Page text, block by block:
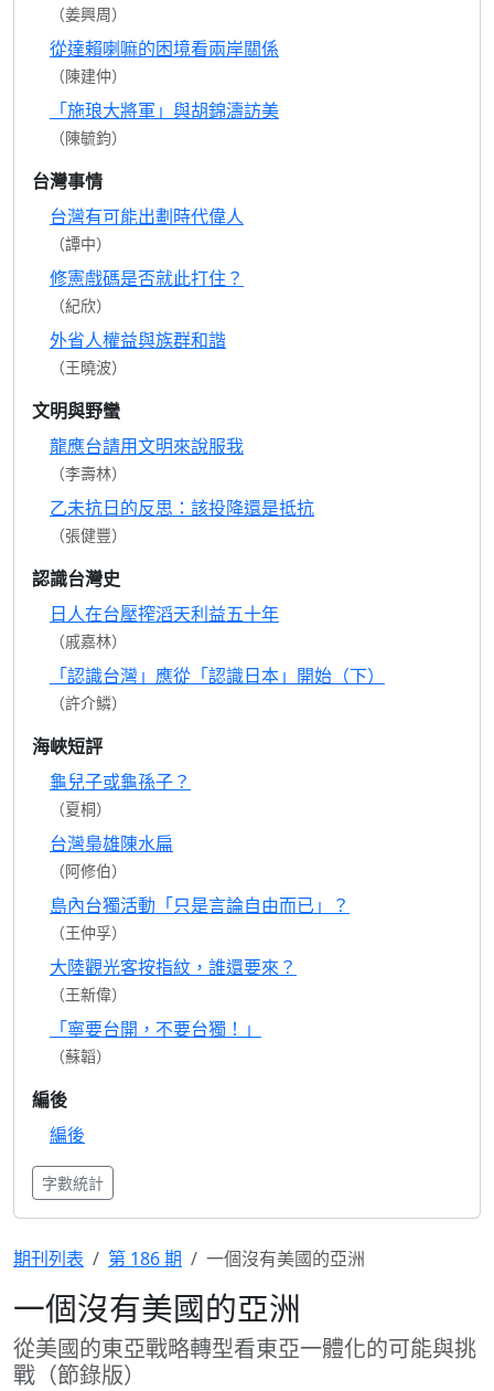
（姜興周）
從達賴喇嘛的困境看兩岸關係
（陳建仲）
「施琅大將軍」與胡錦濤訪美
（陳毓鈞）
台灣事情
台灣有可能出劃時代偉人
（譚中）
修憲戲碼是否就此打住？
（紀欣）
外省人權益與族群和諧
（王曉波）
文明與野蠻
龍應台請用文明來說服我
（李壽林）
乙未抗日的反思：該投降還是抵抗
（張健豐）
認識台灣史
日人在台壓搾滔天利益五十年
（戚嘉林）
「認識台灣」應從「認識日本」開始（下）
（許介鱗）
海峽短評
龜兒子或龜孫子？
（夏桐）
台灣梟雄陳水扁
（阿修伯）
島內台獨活動「只是言論自由而已」？
（王仲孚）
大陸觀光客按指紋，誰還要來？
（王新偉）
「寧要台開，不要台獨！」
（蘇韜）
編後
編後
字數統計
期刊列表 第 186 期 一個沒有美國的亞洲
一個沒有美國的亞洲
從美國的東亞戰略轉型看東亞一體化的可能與挑
戰（節錄版）